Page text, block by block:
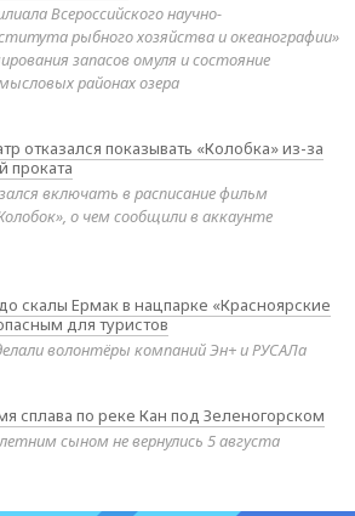
Всероссийского научно-
рыбного хозяйства и океанографии»
запасов омуля и состояние
районах озера
отказался показывать «Колобка» из-за
проката
включать в расписание фильм
о чем сообщили в аккаунте
скалы Ермак в нацпарке «Красноярские
для туристов
волонтёры компаний Эн+ и РУСАЛа
сплава по реке Кан под Зеленогорском
сыном не вернулись 5 августа